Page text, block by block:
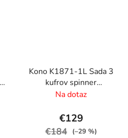
Kono K1871-1L Sada 3
kufrov spinner
52/65/75cm Čierny
Na dotaz
€129
€184 (–29 %)